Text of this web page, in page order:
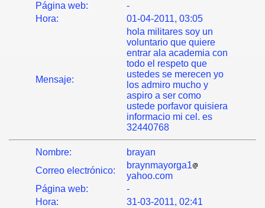
Página web:
-
Hora:
01-04-2011, 03:05
Mensaje:
hola militares soy un
voluntario que quiere
entrar ala academia con
todo el respeto que
ustedes se merecen yo
los admiro mucho y
aspiro a ser como
ustede porfavor quisiera
informacio mi cel. es
32440768
Nombre:
brayan
Correo electrónico:
braynmayorga1
yahoo.com
Página web:
-
Hora:
31-03-2011, 02:41